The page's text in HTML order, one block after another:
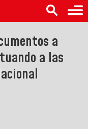
a
a las